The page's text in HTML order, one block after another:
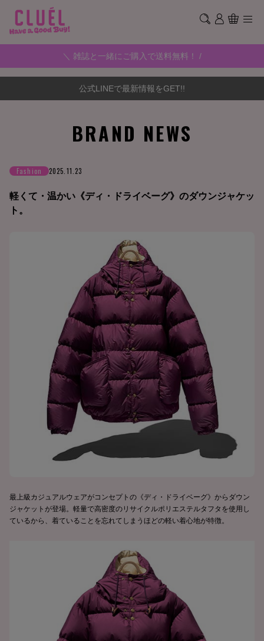
＼ 雑誌と一緒にご購入で送料無料！ /
公式LINEで最新情報をGET!!
BRAND NEWS
Fashion 2025.11.23
軽くて・温かい《ディ・ドライベーグ》のダウンジャケッ
ト。
最上級カジュアルウェアがコンセプトの《ディ・ドライベーグ》からダウン
ジャケットが登場。軽量で高密度のリサイクルポリエステルタフタを使用し
ているから、着ていることを忘れてしまうほどの軽い着心地が特徴。